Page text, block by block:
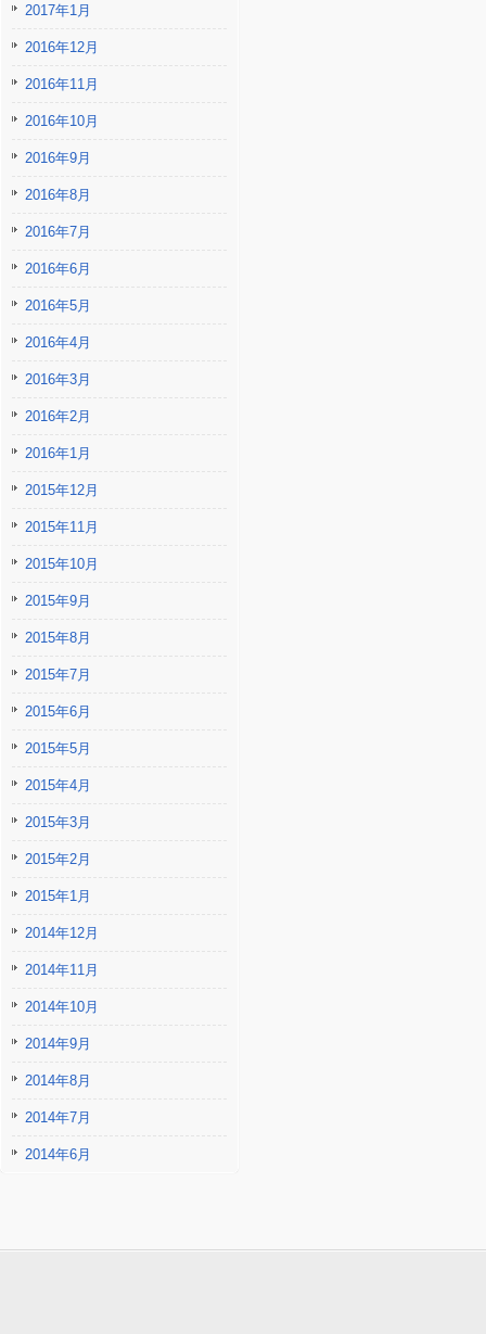
2017年1月
2016年12月
2016年11月
2016年10月
2016年9月
2016年8月
2016年7月
2016年6月
2016年5月
2016年4月
2016年3月
2016年2月
2016年1月
2015年12月
2015年11月
2015年10月
2015年9月
2015年8月
2015年7月
2015年6月
2015年5月
2015年4月
2015年3月
2015年2月
2015年1月
2014年12月
2014年11月
2014年10月
2014年9月
2014年8月
2014年7月
2014年6月